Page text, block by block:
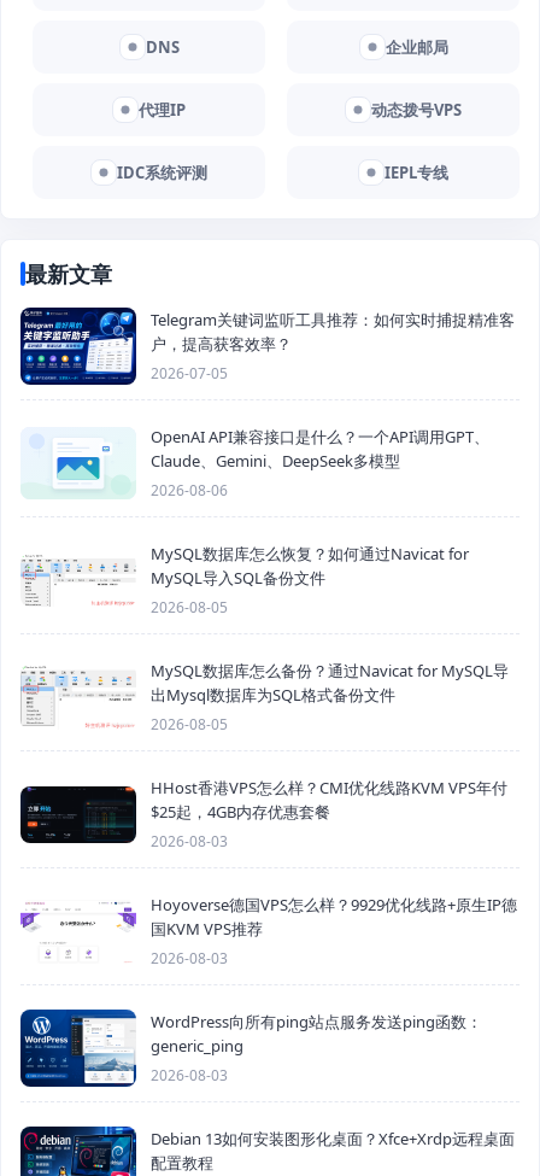
DNS 企业邮局
代理IP 动态拨号VPS
IDC系统评测 IEPL专线
最新文章
Telegram关键词监听工具推荐：如何实时捕捉精准客
户，提高获客效率？
2026-07-05
OpenAI API兼容接口是什么？一个API调用GPT、
Claude、Gemini、DeepSeek多模型
2026-08-06
MySQL数据库怎么恢复？如何通过Navicat for
MySQL导入SQL备份文件
2026-08-05
MySQL数据库怎么备份？通过Navicat for MySQL导
出Mysql数据库为SQL格式备份文件
2026-08-05
HHost香港VPS怎么样？CMI优化线路KVM VPS年付
$25起，4GB内存优惠套餐
2026-08-03
Hoyoverse德国VPS怎么样？9929优化线路+原生IP德
国KVM VPS推荐
2026-08-03
WordPress向所有ping站点服务发送ping函数：
generic_ping
2026-08-03
Debian 13如何安装图形化桌面？Xfce+Xrdp远程桌面
配置教程